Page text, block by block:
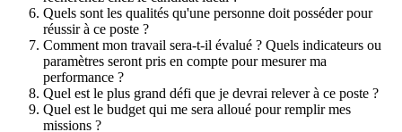
Quels sont les qualités qu'une personne doit posséder pour
réussir à ce poste ?
Comment mon travail sera-t-il évalué ? Quels indicateurs ou
paramètres seront pris en compte pour mesurer ma
performance ?
Quel est le plus grand défi que je devrai relever à ce poste ?
Quel est le budget qui me sera alloué pour remplir mes
missions ?